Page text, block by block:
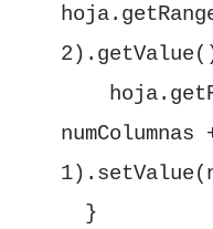
numColumnas